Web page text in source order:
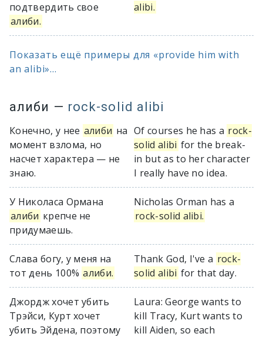
подтвердить свое
алиби.
alibi.
Показать ещё примеры для «provide him with
an alibi»...
алиби — rock-solid alibi
Конечно, у нее алиби на
момент взлома, но
насчет характера — не
знаю.
Of courses he has a rock-
solid alibi for the break-
in but as to her character
I really have no idea.
У Николаса Ормана
алиби крепче не
придумаешь.
Nicholas Orman has a
rock-solid alibi.
Слава богу, у меня на
тот день 100% алиби.
Thank God, I've a rock-
solid alibi for that day.
Джордж хочет убить
Трэйси, Курт хочет
убить Эйдена, поэтому
Laura: George wants to
kill Tracy, Kurt wants to
kill Aiden, so each